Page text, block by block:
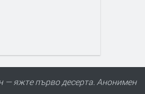
— яжте първо десерта. Анонимен